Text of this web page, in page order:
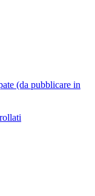
(da pubblicare in